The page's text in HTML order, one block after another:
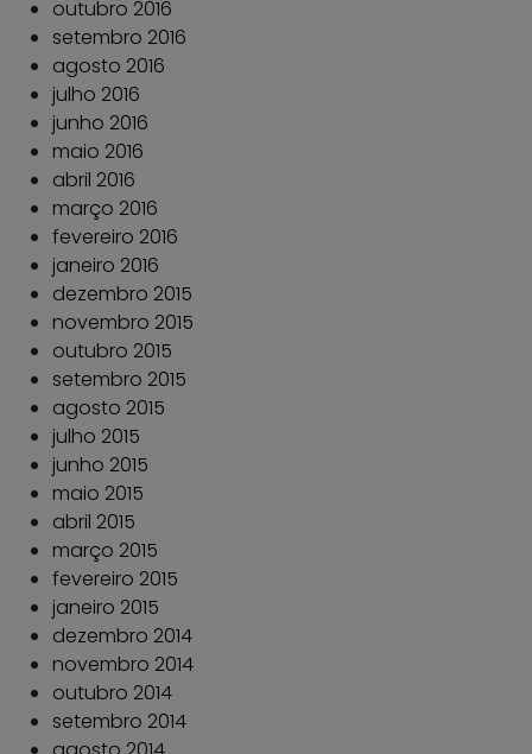
outubro 2016
setembro 2016
agosto 2016
julho 2016
junho 2016
maio 2016
abril 2016
março 2016
fevereiro 2016
janeiro 2016
dezembro 2015
novembro 2015
outubro 2015
setembro 2015
agosto 2015
julho 2015
junho 2015
maio 2015
abril 2015
março 2015
fevereiro 2015
janeiro 2015
dezembro 2014
novembro 2014
outubro 2014
setembro 2014